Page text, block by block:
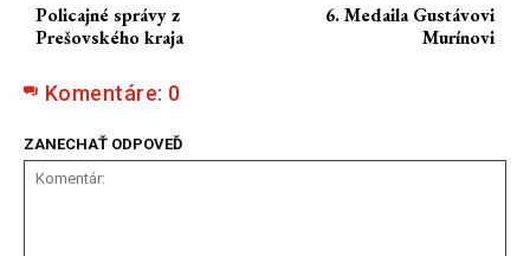
Policajné správy z
Prešovského kraja
6. Medaila Gustávovi
Murínovi
Komentáre: 0
ZANECHAŤ ODPOVEĎ